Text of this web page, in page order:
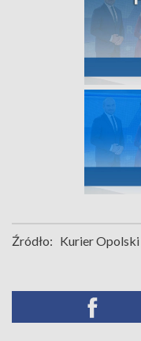
Źródło: Kurier Opolski